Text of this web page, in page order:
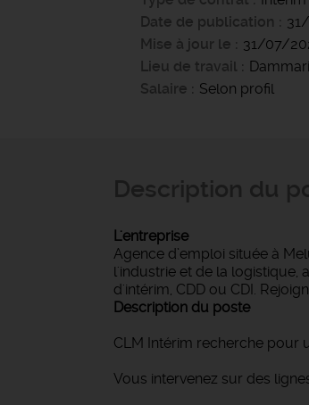
Date de publication
Mise à jour le
31/07/
Lieu de travail
Salaire
Selon profil
L'entreprise
Agence d’emploi située à
l'industrie et de la logistique,
d'intérim, CDD ou CDI.
Description du poste
CLM Intérim recherche pour
Vous intervenez sur des